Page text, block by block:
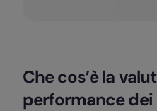
Che cos’è la
performance